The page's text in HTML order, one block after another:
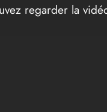
regarder la